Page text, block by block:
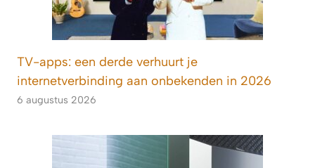
TV-apps: een derde verhuurt je
internetverbinding aan onbekenden in 2026
6 augustus 2026